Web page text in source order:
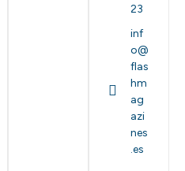
23
inf
o@
flas
hm
ag
azi
nes
.es